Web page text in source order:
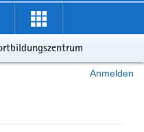
Anmelden